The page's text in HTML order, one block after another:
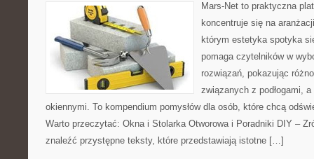
Mars-Net to praktyczna
koncentruje się na
którym estetyka spotyka
pomaga czytelników w
rozwiązań, pokazując
związanych z podłogami,
okiennymi. To kompendium pomysłów dla osób, które chcą
Warto przeczytać: Okna i Stolarka Otworowa i Poradniki DIY –
znaleźć przystępne teksty, które przedstawiają istotne […]